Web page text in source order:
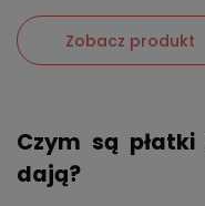
Zobacz produkt
Czym są
dają?